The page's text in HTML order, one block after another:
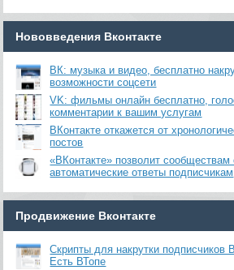
Нововведения Вконтакте
ВК: музыка и видео, бесплатно
возможности соцсети
VK: фильмы онлайн бесплатно,
комментарии к вашим услугам
ВКонтакте откажется от
постов
«ВКонтакте» позволит сообществам
автоматические ответы подписчикам
Продвижение Вконтакте
Скрипты для накрутки подписчиков
Есть ВТопе